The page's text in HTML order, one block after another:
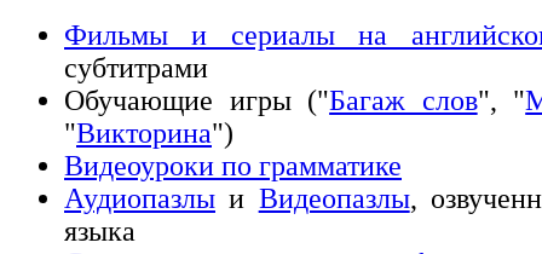
Фильмы и сериалы на
субтитрами
Обучающие игры ("Багаж слов", "
"Викторина")
Видеоуроки по грамматике
Аудиопазлы и Видеопазлы,
языка